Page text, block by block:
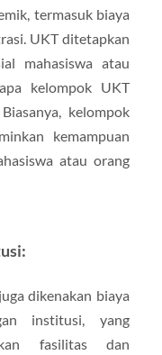
termasuk biaya
UKT ditetapkan
mahasiswa atau
kelompok UKT
kelompok
kemampuan
atau orang
dikenakan biaya
institusi, yang
fasilitas dan